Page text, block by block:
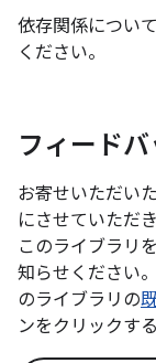
依存関係につい
ください。
フィードバ
お寄せいただい
にさせていただ
このライブラリ
知らせください
のライブラリの
ンをクリックす